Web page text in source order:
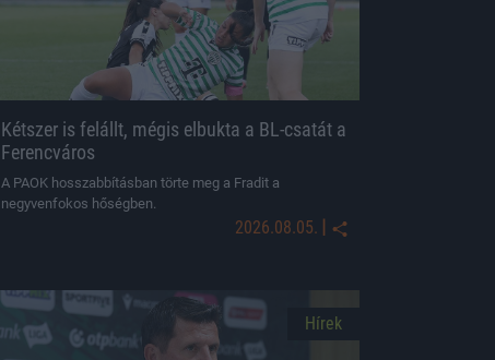
Kétszer is felállt, mégis elbukta a BL-csatát a
Ferencváros
A PAOK hosszabbításban törte meg a Fradit a
negyvenfokos hőségben.
2026.08.05. |
Hírek